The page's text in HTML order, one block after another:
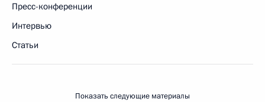
Пресс-конференции
Интервью
Статьи
Показать следующие материалы